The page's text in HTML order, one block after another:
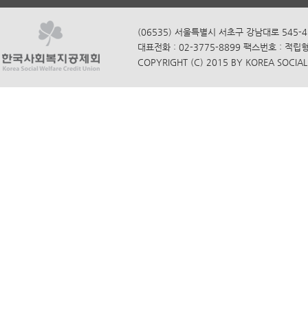
(06535) 서울특별시 서초구 강남대로 545-
대표전화 : 02-3775-8899 팩스번호 : 적립
COPYRIGHT (C) 2015 BY KOREA SOCIAL